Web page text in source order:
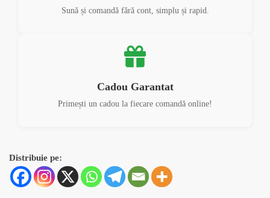
Sună și comandă fără cont, simplu și rapid.
Cadou Garantat
Primești un cadou la fiecare comandă online!
Distribuie pe: